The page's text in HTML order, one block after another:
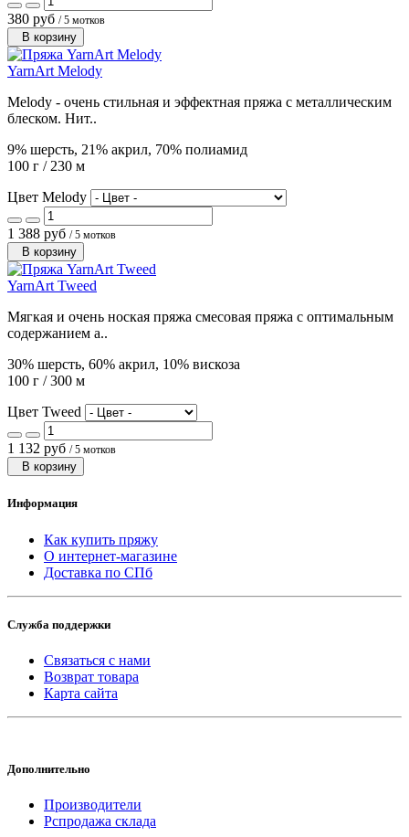
380 руб / 5 мотков
В корзину
YarnArt Melody
Melody - очень стильная и эффектная пряжа с металлическим
блеском. Нит..
9% шерсть, 21% акрил, 70% полиамид
100 г / 230 м
Цвет Melody
1 388 руб / 5 мотков
В корзину
YarnArt Tweed
Мягкая и очень ноская пряжа cмесовая пряжа с оптимальным
содержанием а..
30% шерсть, 60% акрил, 10% вискоза
100 г / 300 м
Цвет Tweed
1 132 руб / 5 мотков
В корзину
Информация
Как купить пряжу
О интернет-магазине
Доставка по СПб
Служба поддержки
Связаться с нами
Возврат товара
Карта сайта
Дополнительно
Производители
Рспродажа склада